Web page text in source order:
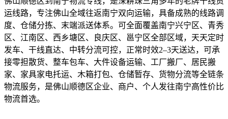
运线路，专注佛山全域往返南宁双向运输，具备成熟的线路调
度、仓储分拣、末端派送体系。可全面覆盖南宁兴宁区、青秀
区、江南区、西乡塘区、良庆区、邕宁区全部区域，天天定时
发车、干线直达、中转分流可控，正常时效2–3天送达，可承
接零担散货、整车包车、大件设备运输、工厂搬厂、居民搬
家、家具家电托运、木箱打包、仓储暂存、货物分流等全链条
物流服务，是佛山顺德区企业、商户、个人发往南宁高性价比
物流首选。